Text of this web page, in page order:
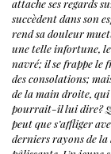
attache ses regards
succèdent dans son
rend sa douleur
une telle infortune,
navré; il se frappe le
des consolations;
de la main droite, qui
pourrait-il lui dire?
peut que s’affliger
derniers rayons de la